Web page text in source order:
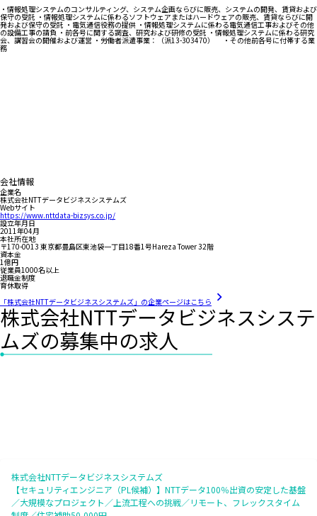
・情報処理システムのコンサルティング、システム企画ならびに販売、システムの開発、賃貸および
保守の受託 ・情報処理システムに係わるソフトウェアまたはハードウェアの販売、賃貸ならびに開
発および保守の受託 ・電気通信役務の提供 ・情報処理システムに係わる電気通信工事およびその他
の設備工事の請負 ・前各号に関する調査、研究および研修の受託 ・情報処理システムに係わる研究
会、講習会の開催および運営 ・労働者派遣事業：（派13-303470） ・その他前各号に付帯する業
務
会社情報
企業名
株式会社NTTデータビジネスシステムズ
Webサイト
https://www.nttdata-bizsys.co.jp/
設立年月日
2011年04月
本社所在地
〒170-0013 東京都豊島区東池袋一丁目18番1号Hareza Tower 32階
資本金
1億円
従業員1000名以上
退職金制度
育休取得
「株式会社NTTデータビジネスシステムズ」の企業ページはこちら
株式会社NTTデータビジネスシステ
ムズの募集中の求人
株式会社NTTデータビジネスシステムズ
【セキュリティエンジニア（PL候補）】NTTデータ100％出資の安定した基盤
／大規模なプロジェクト／上流工程への挑戦／リモート、フレックスタイム